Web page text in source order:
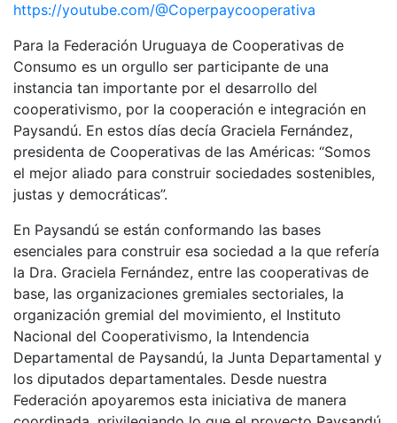
https://youtube.com/@Coperpaycooperativa
Para la Federación Uruguaya de Cooperativas de
Consumo es un orgullo ser participante de una
instancia tan importante por el desarrollo del
cooperativismo, por la cooperación e integración en
Paysandú. En estos días decía Graciela Fernández,
presidenta de Cooperativas de las Américas: “Somos
el mejor aliado para construir sociedades sostenibles,
justas y democráticas”.
En Paysandú se están conformando las bases
esenciales para construir esa sociedad a la que refería
la Dra. Graciela Fernández, entre las cooperativas de
base, las organizaciones gremiales sectoriales, la
organización gremial del movimiento, el Instituto
Nacional del Cooperativismo, la Intendencia
Departamental de Paysandú, la Junta Departamental y
los diputados departamentales. Desde nuestra
Federación apoyaremos esta iniciativa de manera